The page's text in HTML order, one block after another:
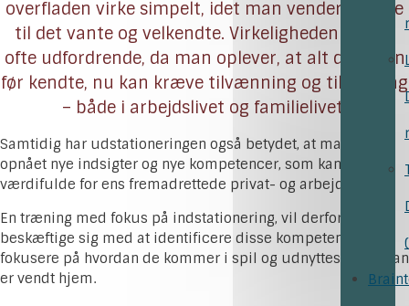
overfladen virke simpelt, idet man vender tilbage
til det vante og velkendte. Virkeligheden er dog
ofte udfordrende, da man oplever, at alt det, man
før kendte, nu kan kræve tilvænning og tilpasning
– både i arbejdslivet og familielivet.
Samtidig har udstationeringen også betydet, at man har
opnået nye indsigter og nye kompetencer, som kan være
værdifulde for ens fremadrettede privat- og arbejdsliv.
En træning med fokus på indstationering, vil derfor også
beskæftige sig med at identificere disse kompetencer, og
fokusere på hvordan de kommer i spil og udnyttes efter man
er vendt hjem.